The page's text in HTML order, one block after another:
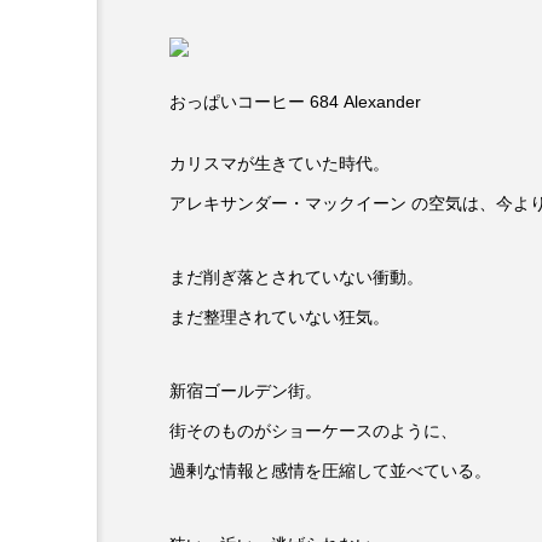
おっぱいコーヒー 684 Alexander
カリスマが生きていた時代。
アレキサンダー・マックイーン の空気は、今よ
まだ削ぎ落とされていない衝動。
まだ整理されていない狂気。
新宿ゴールデン街。
街そのものがショーケースのように、
過剰な情報と感情を圧縮して並べている。